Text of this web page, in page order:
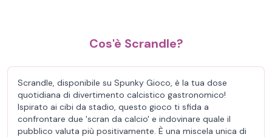
Cos'è Scrandle?
Scrandle, disponibile su Spunky Gioco, è la tua dose
quotidiana di divertimento calcistico gastronomico!
Ispirato ai cibi da stadio, questo gioco ti sfida a
confrontare due 'scran da calcio' e indovinare quale il
pubblico valuta più positivamente. È una miscela unica di